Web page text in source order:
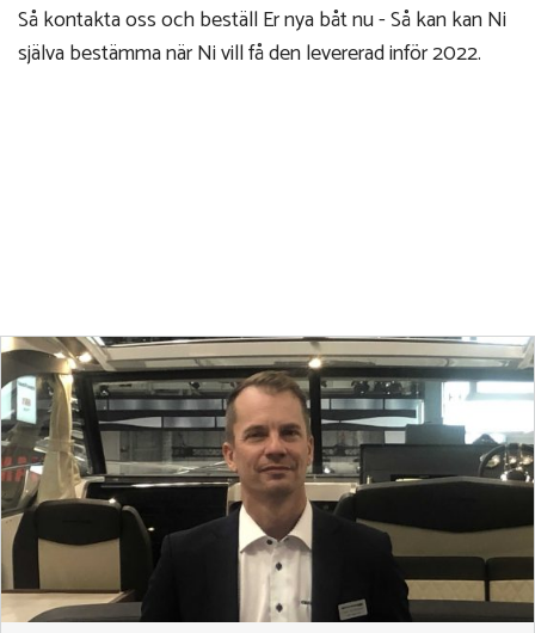
Så kontakta oss och beställ Er nya båt nu - Så kan kan Ni
själva bestämma när Ni vill få den levererad inför 2022.